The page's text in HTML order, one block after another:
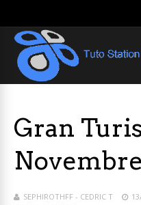
Gran
SEPHIROTHFF - CEDRIC T